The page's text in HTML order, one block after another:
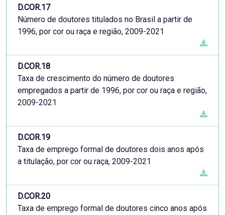
D.COR.17
Número de doutores titulados no Brasil a partir de
1996, por cor ou raça e região, 2009-2021
D.COR.18
Taxa de crescimento do número de doutores
empregados a partir de 1996, por cor ou raça e região,
2009-2021
D.COR.19
Taxa de emprego formal de doutores dois anos após
a titulação, por cor ou raça, 2009-2021
D.COR.20
Taxa de emprego formal de doutores cinco anos após